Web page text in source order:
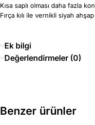
Kısa saplı olması daha fazla
Fırça kılı ile vernikli siyah
Ek bilgi
Değerlendirmeler (0)
Benzer ürünler